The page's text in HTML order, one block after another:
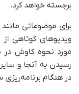
برجسته خواهد کرد.
برای موضوعاتی
ویدیوهای کوتاهی از
مورد نحوه کاوش در
رسیدن به آنجا و
در هنگام برنامه‌ریزی